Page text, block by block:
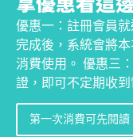
優惠一：註冊會員
完成後，系統會將
消費使用。 優惠三
證，即可不定期收到
第一次消費可先閱讀